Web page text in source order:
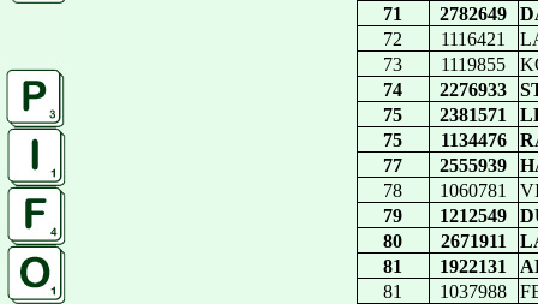
71
2782649
72
1116421
73
1119855
74
2276933
75
2381571
75
1134476
77
2555939
78
1060781
79
1212549
80
2671911
81
1922131
81
1037988